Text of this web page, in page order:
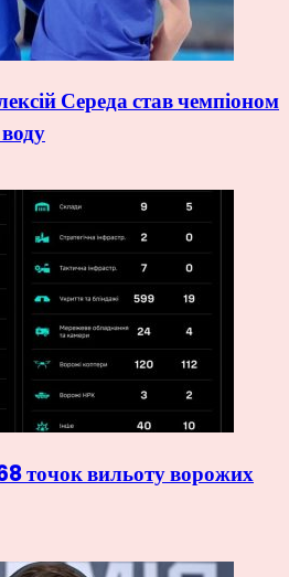
Середа став чемпіоном
точок вильоту ворожих